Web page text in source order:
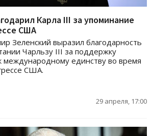
Карла III за упоминание
США
Зеленский выразил благодарность
Чарльзу III за поддержку
международному единству во время
США.
29 апреля, 17:00